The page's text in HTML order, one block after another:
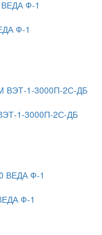
Ф-1
1-3000П-2С-ДБ
Ф-1